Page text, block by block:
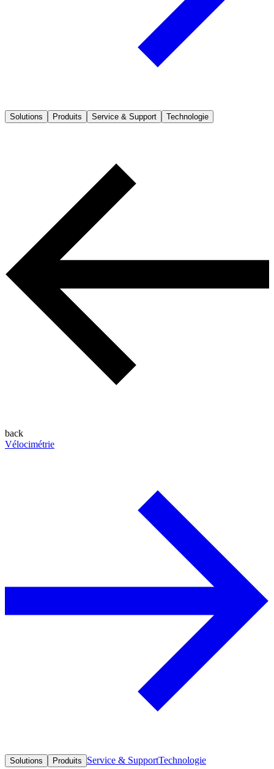
Solutions Produits Service & Support Technologie
back
Vélocimétrie
Solutions Produits Service & SupportTechnologie